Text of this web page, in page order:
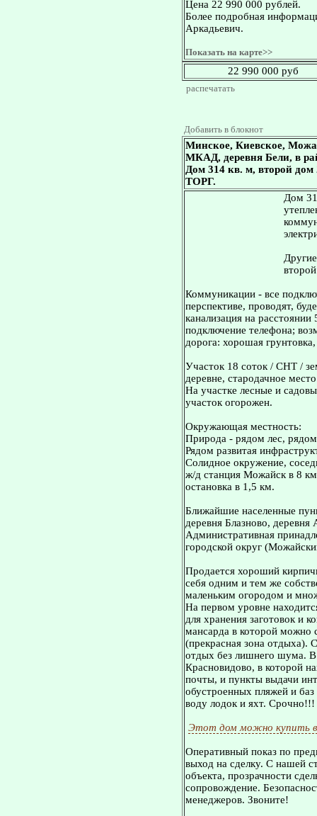
Цена 22 990 000 рублей.
Более подробная
Аркадьевич.
Показать на карте>>
22 990 000 руб
распечатать
Добавить в блокнот
Минское, Киевское,
МКАД, деревня Бели, в
Дом 314 кв. м, второй
ТОРГ.
Дом
Коммуникации - все
перспективе, проводят,
канализация на
подключение телефона;
дорога: хорошая
Участок 18 соток / СНТ /
деревне, стародачное
На участке лесные и
участок огорожен.
Окружающая местность:
Природа - рядом лес,
Рядом развитая
Солидное окружение,
ж/д станция Можайск в 8
остановка в 1,5 км.
Ближайшие населенные
деревня Блазново, деревня
Административная
городской округ
Продается хороший
себя одним и тем же
маленьким огородом и
На первом уровне
для хранения заготовок и
мансарда в которой можно
(прекрасная зона отдыха).
отдых без лишнего шума. В
Красновидово, в которой
почты, и пункты выдачи
обустроенных пляжей и
воду лодок и яхт.
Этот дом можно купить
Оперативный показ по
выход на сделку. С нашей
объекта, прозрачности
сопровождение.
менеджеров. Звоните!